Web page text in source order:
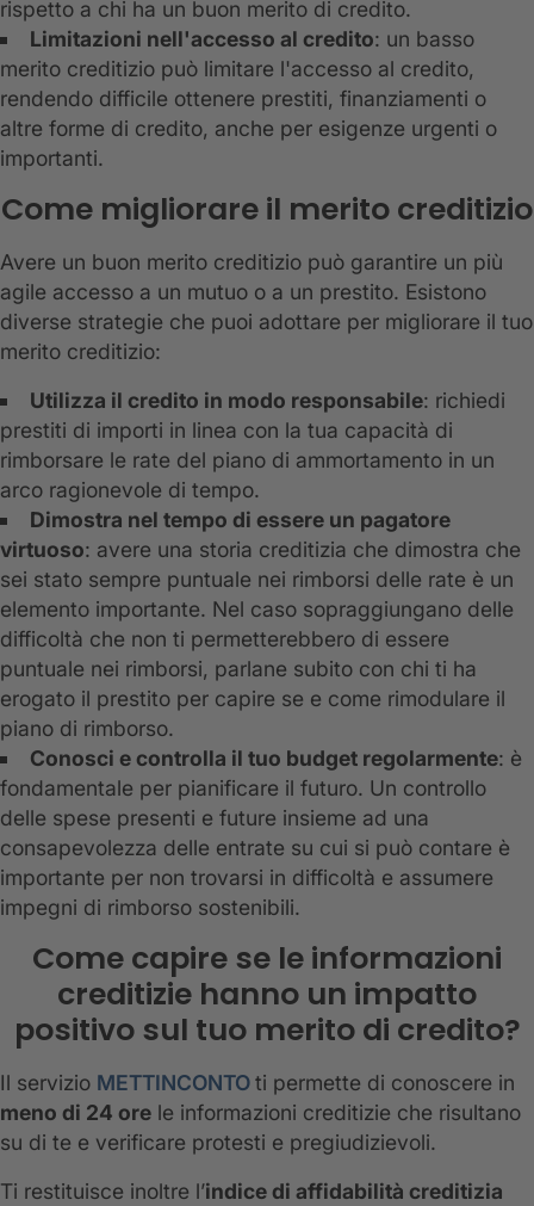
rispetto a chi ha un buon merito di credito.
Limitazioni nell'accesso al credito: un basso
merito creditizio può limitare l'accesso al credito,
rendendo difficile ottenere prestiti, finanziamenti o
altre forme di credito, anche per esigenze urgenti o
importanti.
Come migliorare il merito creditizio
Avere un buon merito creditizio può garantire un più
agile accesso a un mutuo o a un prestito. Esistono
diverse strategie che puoi adottare per migliorare il tuo
merito creditizio:
Utilizza il credito in modo responsabile: richiedi
prestiti di importi in linea con la tua capacità di
rimborsare le rate del piano di ammortamento in un
arco ragionevole di tempo.
Dimostra nel tempo di essere un pagatore
virtuoso: avere una storia creditizia che dimostra che
sei stato sempre puntuale nei rimborsi delle rate è un
elemento importante. Nel caso sopraggiungano delle
difficoltà che non ti permetterebbero di essere
puntuale nei rimborsi, parlane subito con chi ti ha
erogato il prestito per capire se e come rimodulare il
piano di rimborso.
Conosci e controlla il tuo budget regolarmente: è
fondamentale per pianificare il futuro. Un controllo
delle spese presenti e future insieme ad una
consapevolezza delle entrate su cui si può contare è
importante per non trovarsi in difficoltà e assumere
impegni di rimborso sostenibili.
Come capire se le informazioni
creditizie hanno un impatto
positivo sul tuo merito di credito?
Il servizio METTINCONTOti permette di conoscere in
meno di 24 ore le informazioni creditizie che risultano
su di te e verificare protesti e pregiudizievoli.
Ti restituisce inoltre l’indice di affidabilità creditizia